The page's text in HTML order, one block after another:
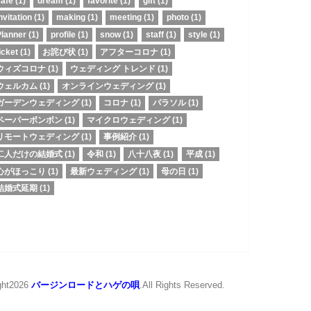
(1) making (1) meeting (1) photo(1)
(1) profile (1) snow(1) staff(1) style (1)
(1) お詫び状 (1) アフターコロナ (1)
ィズコロナ (1) ウェディング トレンド (1)
ェルカム (1) オンラインウェディング(1)
ーデンウェディング(1) コロナ (1) パラソル (1)
ーパーボンボン (1) マイクロウェディング(1)
モートウェディング(1) 事例紹介 (1)
人だけの結婚式 (1) 令和 (1) 八十八夜 (1) 平成(1)
がほっこり (1) 最新ウェディング(1) 母の日 (1)
婚式延期 (1)
バージンロードとハゲの唄 .All Rights Reserved.